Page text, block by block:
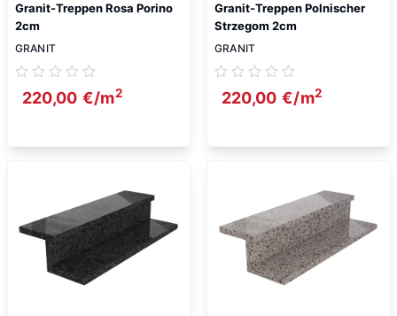
Granit-Treppen Rosa Porino
2cm
GRANIT
220,00 €/m2
Granit-Treppen Polnischer
Strzegom 2cm
GRANIT
220,00 €/m2